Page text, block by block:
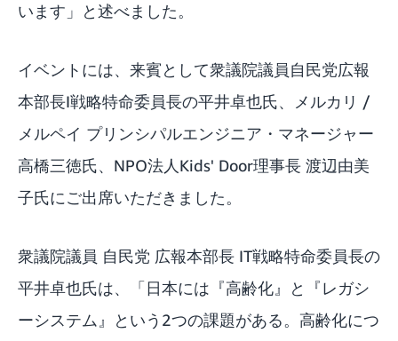
います」と述べました。
イベントには、来賓として衆議院議員自民党広報
本部長I戦略特命委員長の平井卓也氏、メルカリ /
メルペイ プリンシパルエンジニア・マネージャー
高橋三徳氏、NPO法人Kids' Door理事長 渡辺由美
子氏にご出席いただきました。
衆議院議員 自民党 広報本部長 IT戦略特命委員長の
平井卓也氏は、「日本には『高齢化』と『レガシ
ーシステム』という2つの課題がある。高齢化につ